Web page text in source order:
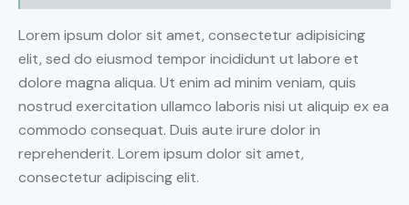
Lorem ipsum dolor sit amet, consectetur adipisicing
elit, sed do eiusmod tempor incididunt ut labore et
dolore magna aliqua. Ut enim ad minim veniam, quis
nostrud exercitation ullamco laboris nisi ut aliquip ex ea
commodo consequat. Duis aute irure dolor in
reprehenderit. Lorem ipsum dolor sit amet,
consectetur adipiscing elit.